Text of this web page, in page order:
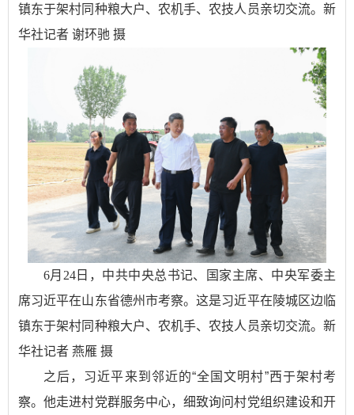
镇东于架村同种粮大户、农机手、农技人员亲切交流。新
华社记者 谢环驰 摄
6月24日，中共中央总书记、国家主席、中央军委主
席习近平在山东省德州市考察。这是习近平在陵城区边临
镇东于架村同种粮大户、农机手、农技人员亲切交流。新
华社记者 燕雁 摄
之后，习近平来到邻近的“全国文明村”西于架村考
察。他走进村党群服务中心，细致询问村党组织建设和开